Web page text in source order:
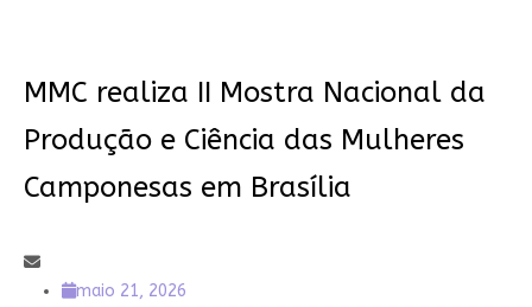
MMC realiza II Mostra Nacional da
Produção e Ciência das Mulheres
Camponesas em Brasília
maio 21, 2026